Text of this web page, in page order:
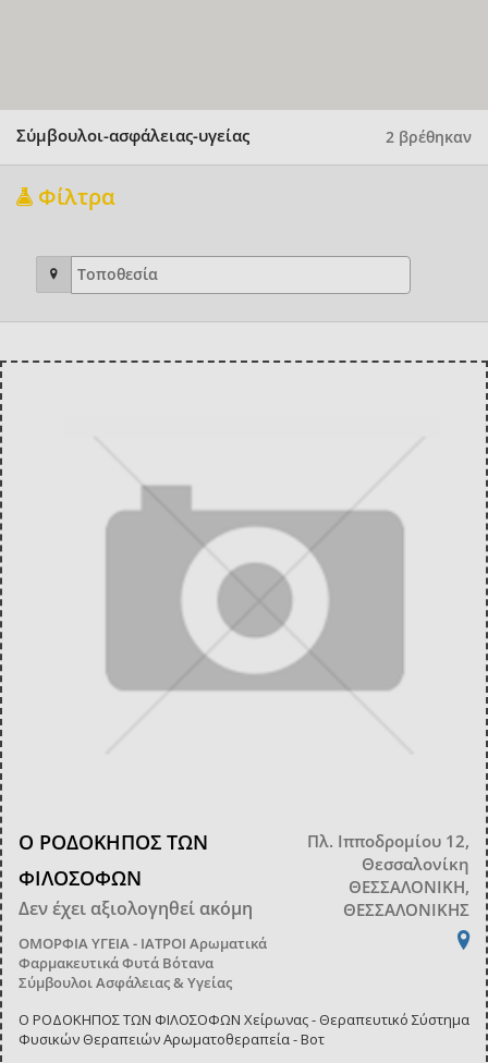
Σύμβουλοι-ασφάλειας-υγείας 2 βρέθηκαν
Φίλτρα
Ο ΡΟΔΟΚΗΠΟΣ ΤΩΝ
ΦΙΛΟΣΟΦΩΝ
Δεν έχει αξιολογηθεί ακόμη
ΟΜΟΡΦΙΑΥΓΕΙΑ - ΙΑΤΡΟΙ Αρωματικά
Φαρμακευτικά Φυτά Βότανα
Σύμβουλοι Ασφάλειας & Υγείας
Πλ. Ιπποδρομίου 12,
Θεσσαλονίκη
ΘΕΣΣΑΛΟΝΙΚΗ,
ΘΕΣΣΑΛΟΝΙΚΗΣ
Ο ΡΟΔΟΚΗΠΟΣ ΤΩΝ ΦΙΛΟΣΟΦΩΝ Χείρωνας - Θεραπευτικό Σύστημα
Φυσικών Θεραπειών Αρωματοθεραπεία - Βοτ